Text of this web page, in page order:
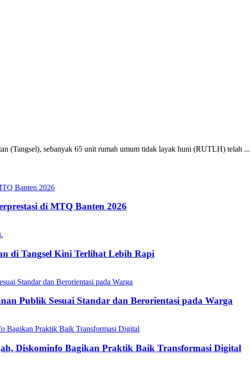
(Tangsel), sebanyak 65 unit rumah umum tidak layak huni (RUTLH) telah ...
di MTQ Banten 2026
di Tangsel Kini Terlihat Lebih Rapi
Publik Sesuai Standar dan Berorientasi pada Warga
Diskominfo Bagikan Praktik Baik Transformasi Digital